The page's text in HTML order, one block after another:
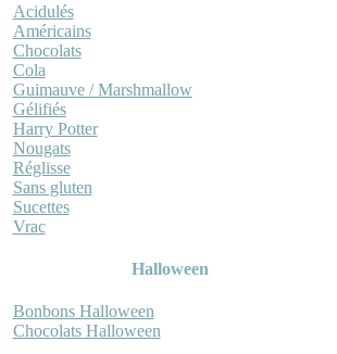
Acidulés
Américains
Chocolats
Cola
Guimauve / Marshmallow
Gélifiés
Harry Potter
Nougats
Réglisse
Sans gluten
Sucettes
Vrac
Halloween
Bonbons Halloween
Chocolats Halloween